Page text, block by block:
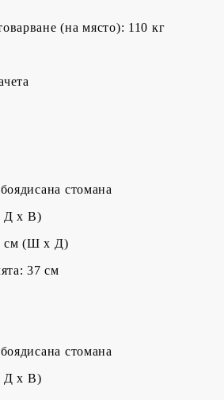
(на място): 110 кг
стомана
Д x В)
cм (Ш x Д)
37 см
стомана
Д x В)